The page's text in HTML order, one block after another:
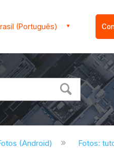
(Português)
(Android) Fotos: